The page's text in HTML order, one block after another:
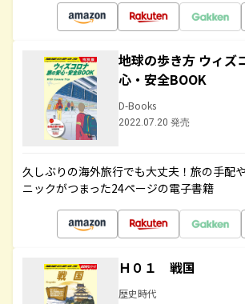
地球の歩き方 ウィズ
心・安全BOOK
D-Books
2022.07.20 発売
久しぶりの海外旅行でも大丈夫！旅の手配
ニックがつまった24ページの電子書籍
Ｈ０１ 戦国
歴史時代